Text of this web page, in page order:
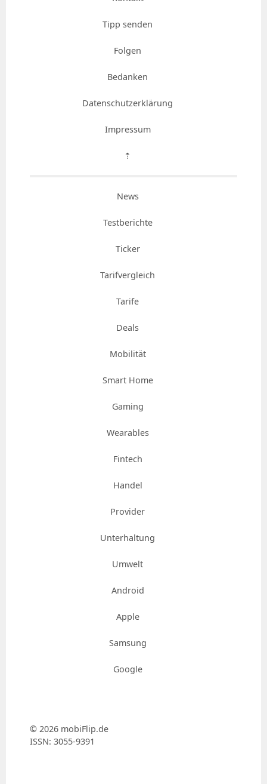
Tipp senden
Folgen
Bedanken
Datenschutzerklärung
Impressum
⇡
News
Testberichte
Ticker
Tarifvergleich
Tarife
Deals
Mobilität
Smart Home
Gaming
Wearables
Fintech
Handel
Provider
Unterhaltung
Umwelt
Android
Apple
Samsung
Google
© 2026 mobiFlip.de
ISSN: 3055-9391